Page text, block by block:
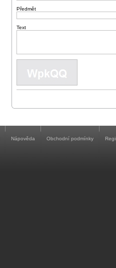
Předmět
Text
Nápověda Obchodní podmínky